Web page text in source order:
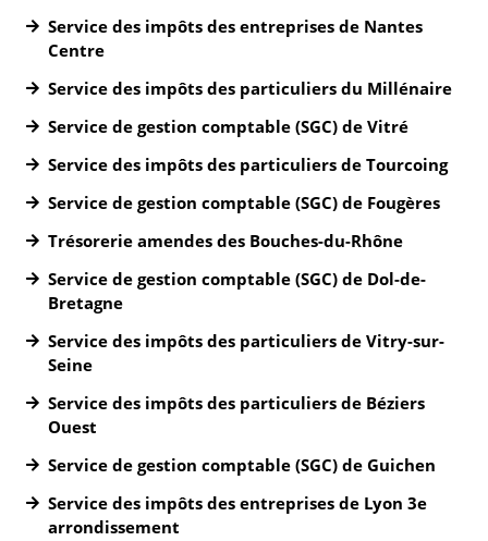
Service des impôts des entreprises de Nantes
Centre
Service des impôts des particuliers du Millénaire
Service de gestion comptable (SGC) de Vitré
Service des impôts des particuliers de Tourcoing
Service de gestion comptable (SGC) de Fougères
Trésorerie amendes des Bouches-du-Rhône
Service de gestion comptable (SGC) de Dol-de-
Bretagne
Service des impôts des particuliers de Vitry-sur-
Seine
Service des impôts des particuliers de Béziers
Ouest
Service de gestion comptable (SGC) de Guichen
Service des impôts des entreprises de Lyon 3e
arrondissement